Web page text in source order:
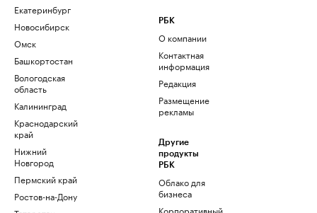
Екатеринбург
Новосибирск
Омск
Башкортостан
Вологодская
область
Калининград
Краснодарский
край
Нижний
Новгород
Пермский край
Ростов-на-Дону
РБК
О компании
Контактная
информация
Редакция
Размещение
рекламы
Другие
продукты
РБК
Облако для
бизнеса
Корпоративный